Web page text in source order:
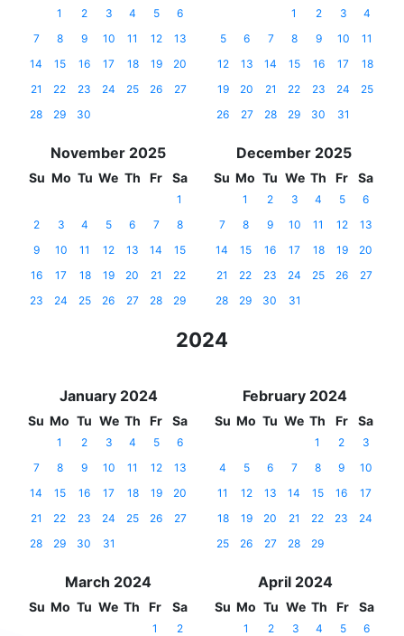
1 2 3 4 5
6
7
8 9 10 11 12
13
14
15 16 17 18 19
20
21
22 23 24 25 26
27
28
29 30
1 2 3
4
5
6 7 8 9 10
11
12
13 14 15 16 17
18
19
20 21 22 23 24
25
26
27 28 29 30 31
November 2025
Su Mo Tu We Th Fr Sa
1
2
3 4 5 6 7
8
9
10 11 12 13 14
15
16
17 18 19 20 21
22
23
24 25 26 27 28 29
December 2025
Su Mo Tu We Th Fr Sa
1 2 3 4 5
6
7
8 9 10 11 12
13
14
15 16 17 18 19
20
21
22 23 24 25 26
27
28
29 30 31
2024
January 2024
Su Mo Tu We Th Fr Sa
1 2 3 4 5
6
7
8 9 10 11 12
13
14
15 16 17 18 19
20
21
22 23 24 25 26
27
28
29 30 31
February 2024
Su Mo Tu We Th Fr Sa
1 2
3
4
5 6 7 8 9
10
11
12 13 14 15 16
17
18
19 20 21 22 23
24
25
26 27 28 29
March 2024
Su Mo Tu We Th Fr Sa
1
2
April 2024
Su Mo Tu We Th Fr Sa
1 2 3 4 5
6